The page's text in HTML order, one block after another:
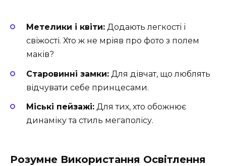
Метелики і квіти: Додають легкості і
свіжості. Хто ж не мріяв про фото з полем
маків?
Старовинні замки: Для дівчат, що люблять
відчувати себе принцесами.
Міські пейзажі: Для тих, хто обожнює
динаміку та стиль мегаполісу.
Розумне Використання Освітлення